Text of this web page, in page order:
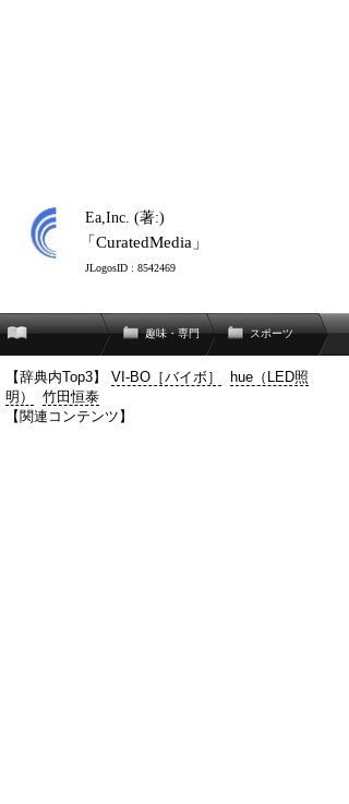
Ea,Inc. (著:)
「CuratedMedia」
JLogosID : 8542469
趣味・専門 スポーツ
【辞典内Top3】 VI-BO［バイボ］
hue（LED照
明）
竹田恒泰
【関連コンテンツ】